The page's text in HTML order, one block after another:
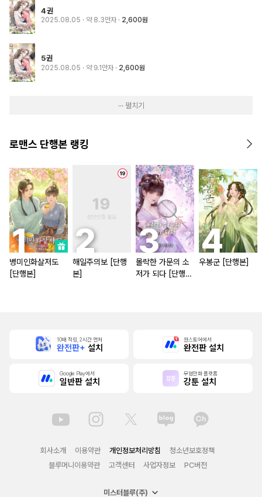
4권
2025.08.05 · 약 8.3만자 2,600원
5권
2025.08.05 · 약 9.1만자 2,600원
··· 펼치기
로맨스 단행본 랭킹
병미인화살저도
[단행본]
해일주의보 [단행
본]
몰락한 가문의 소
저가 되다 [단행
우봉군 [단행본]
10배 적립, 2시간 먼저
완전판+ 설치
원스토어에서
완전판 설치
Google Play에서
일반판 설치
무협만화 플랫폼
강툰 설치
회사소개 이용약관 개인정보처리방침
청소년보호정책
블루머니이용약관
고객센터 사업자정보 PC버전
미스터블루(주)